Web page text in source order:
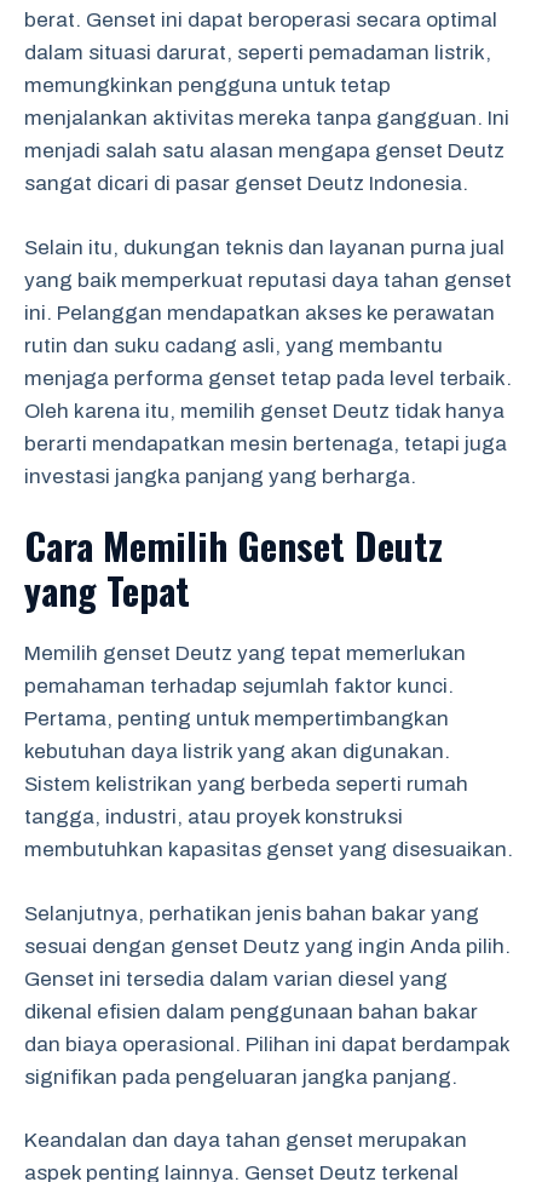
berat. Genset ini dapat beroperasi secara optimal
dalam situasi darurat, seperti pemadaman listrik,
memungkinkan pengguna untuk tetap
menjalankan aktivitas mereka tanpa gangguan. Ini
menjadi salah satu alasan mengapa genset Deutz
sangat dicari di pasar genset Deutz Indonesia.
Selain itu, dukungan teknis dan layanan purna jual
yang baik memperkuat reputasi daya tahan genset
ini. Pelanggan mendapatkan akses ke perawatan
rutin dan suku cadang asli, yang membantu
menjaga performa genset tetap pada level terbaik.
Oleh karena itu, memilih genset Deutz tidak hanya
berarti mendapatkan mesin bertenaga, tetapi juga
investasi jangka panjang yang berharga.
Cara Memilih Genset Deutz
yang Tepat
Memilih genset Deutz yang tepat memerlukan
pemahaman terhadap sejumlah faktor kunci.
Pertama, penting untuk mempertimbangkan
kebutuhan daya listrik yang akan digunakan.
Sistem kelistrikan yang berbeda seperti rumah
tangga, industri, atau proyek konstruksi
membutuhkan kapasitas genset yang disesuaikan.
Selanjutnya, perhatikan jenis bahan bakar yang
sesuai dengan genset Deutz yang ingin Anda pilih.
Genset ini tersedia dalam varian diesel yang
dikenal efisien dalam penggunaan bahan bakar
dan biaya operasional. Pilihan ini dapat berdampak
signifikan pada pengeluaran jangka panjang.
Keandalan dan daya tahan genset merupakan
aspek penting lainnya. Genset Deutz terkenal